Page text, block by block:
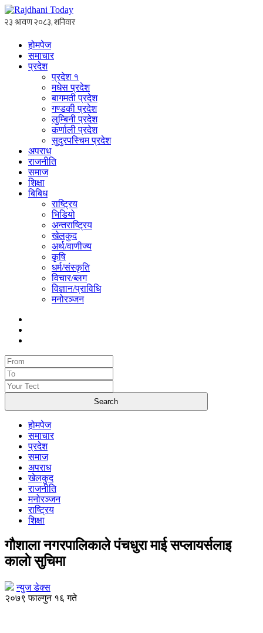
होमपेज
समाचार
प्रदेश
प्रदेश १
मधेस प्रदेश
बागमती प्रदेश
गण्डकी प्रदेश
लुम्बिनी प्रदेश
कर्णाली प्रदेश
सुदुरपस्चिम प्रदेश
अपराध
राजनीति
समाज
शिक्षा
बिबिध
राष्ट्रिय
भिडियो
अन्तराष्ट्रिय
खेलकुद
अर्थ/वाणीज्य
कृषि
धर्म/संस्कृति
विचार/ब्लग
विज्ञान/प्राविधि
मनोरञ्जन
होमपेज
समाचार
प्रदेश
समाज
अपराध
खेलकुद
राजनीति
मनोरञ्जन
राष्ट्रिय
शिक्षा
गाैशाला नगरपालिकाले पंचधुरा माई सप्लायर्सलाइ
कालाे सुचिमा
न्युज डेक्स
२०७९ फाल्गुन १६ गते